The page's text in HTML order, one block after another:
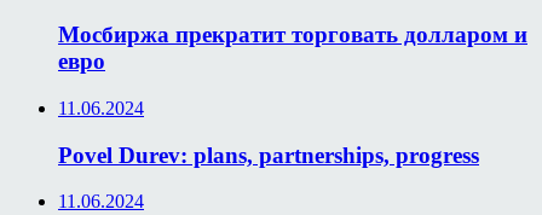
Мосбиржа прекратит торговать долларом и
евро
11.06.2024
Povel Durev: plans, partnerships, progress
11.06.2024